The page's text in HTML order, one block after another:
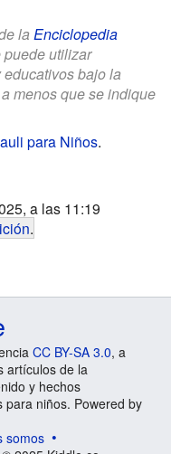
la Enciclopedia
utilizar
bajo la
a menos que se indique
para Niños.
a las 11:19
.
CC BY-SA 3.0, a
artículos de la
y hechos
para niños. Powered by
somos